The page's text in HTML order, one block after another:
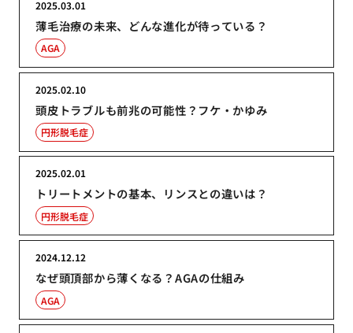
薄毛治療の未来、どんな進化が待っている？
2025.03.01
AGA
頭皮トラブルも前兆の可能性？フケ・かゆみ
2025.02.10
円形脱毛症
トリートメントの基本、リンスとの違いは？
2025.02.01
円形脱毛症
なぜ頭頂部から薄くなる？AGAの仕組み
2024.12.12
AGA